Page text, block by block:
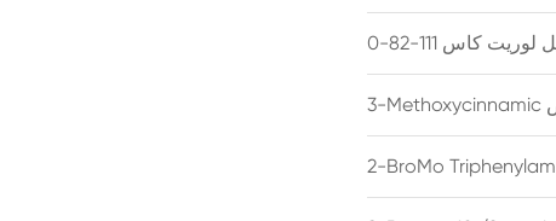
لوريت كاس 111-82-0
2-BroMo